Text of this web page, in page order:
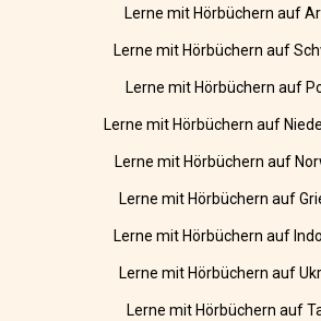
Lerne mit Hörbüchern auf
Lerne mit Hörbüchern auf
Lerne mit Hörbüchern auf
Lerne mit Hörbüchern auf
Lerne mit Hörbüchern auf
Lerne mit Hörbüchern auf
Lerne mit Hörbüchern auf
Lerne mit Hörbüchern auf
Lerne mit Hörbüchern auf